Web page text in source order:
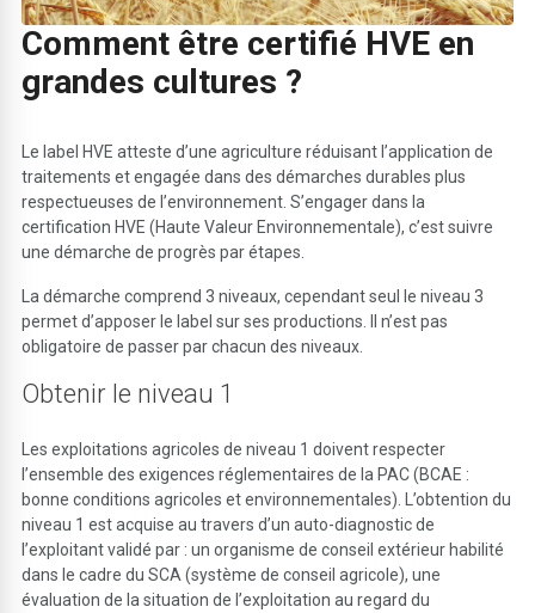
Comment être certifié HVE en
grandes cultures ?
Le label HVE atteste d’une agriculture réduisant l’application de
traitements et engagée dans des démarches durables plus
respectueuses de l’environnement. S’engager dans la
certification HVE (Haute Valeur Environnementale), c’est suivre
une démarche de progrès par étapes.
La démarche comprend 3 niveaux, cependant seul le niveau 3
permet d’apposer le label sur ses productions. Il n’est pas
obligatoire de passer par chacun des niveaux.
Obtenir le niveau 1
Les exploitations agricoles de niveau 1 doivent respecter
l’ensemble des exigences réglementaires de la PAC (BCAE :
bonne conditions agricoles et environnementales). L’obtention du
niveau 1 est acquise au travers d’un auto-diagnostic de
l’exploitant validé par : un organisme de conseil extérieur habilité
dans le cadre du SCA (système de conseil agricole), une
évaluation de la situation de l’exploitation au regard du